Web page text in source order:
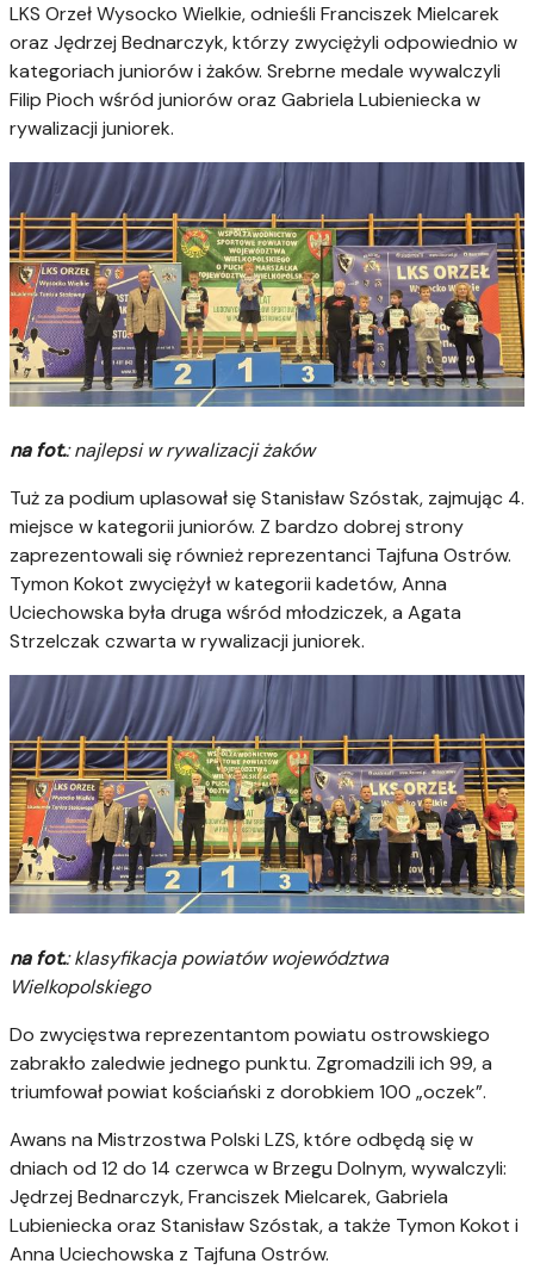
LKS Orzeł Wysocko Wielkie, odnieśli Franciszek Mielcarek
oraz Jędrzej Bednarczyk, którzy zwyciężyli odpowiednio w
kategoriach juniorów i żaków. Srebrne medale wywalczyli
Filip Pioch wśród juniorów oraz Gabriela Lubieniecka w
rywalizacji juniorek.
na fot.: najlepsi w rywalizacji żaków
Tuż za podium uplasował się Stanisław Szóstak, zajmując 4.
miejsce w kategorii juniorów. Z bardzo dobrej strony
zaprezentowali się również reprezentanci Tajfuna Ostrów.
Tymon Kokot zwyciężył w kategorii kadetów, Anna
Uciechowska była druga wśród młodziczek, a Agata
Strzelczak czwarta w rywalizacji juniorek.
na fot.: klasyfikacja powiatów województwa
Wielkopolskiego
Do zwycięstwa reprezentantom powiatu ostrowskiego
zabrakło zaledwie jednego punktu. Zgromadzili ich 99, a
triumfował powiat kościański z dorobkiem 100 „oczek”.
Awans na Mistrzostwa Polski LZS, które odbędą się w
dniach od 12 do 14 czerwca w Brzegu Dolnym, wywalczyli:
Jędrzej Bednarczyk, Franciszek Mielcarek, Gabriela
Lubieniecka oraz Stanisław Szóstak, a także Tymon Kokot i
Anna Uciechowska z Tajfuna Ostrów.